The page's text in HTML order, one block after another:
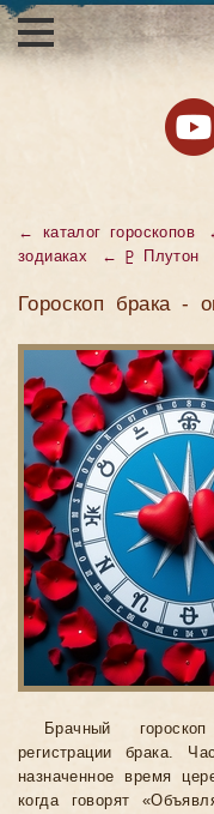
← каталог гороскопов
зодиаках
← ♇ Плутон
Гороскоп брака -
Брачный
регистрации брака.
назначенное время
когда говорят